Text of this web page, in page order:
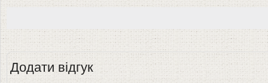
Додати відгук